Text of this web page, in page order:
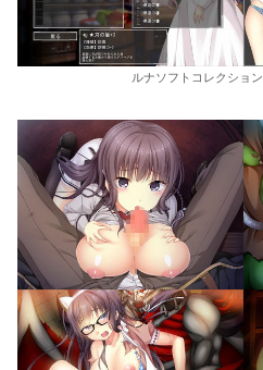
ルナソフトコレクショ